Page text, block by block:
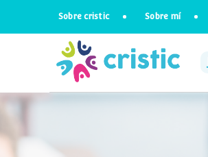
Sobre cristic Sobre mí